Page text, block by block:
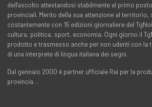
dell'ascolto attestandosi stabilmente al primo
provinciali. Merito della sua attenzione al territorio,
costantemente con 15 edizioni giornaliere del
cultura, politica, sport, economia. Ogni giorno il
prodotto e trasmesso anche per non udenti con la
di una interprete di lingua italiana dei segni.
Dal gennaio 2000 è partner ufficiale Rai per la
provincia…